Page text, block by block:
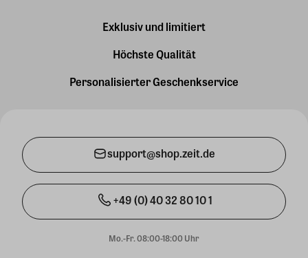
Exklusiv und limitiert
Höchste Qualität
Personalisierter Geschenkservice
support@shop.zeit.de
+49 (0) 40 32 80 10 1
Mo.-Fr. 08:00-18:00 Uhr